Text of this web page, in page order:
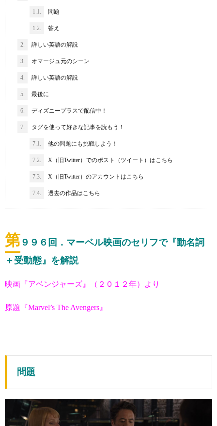
1.1. 問題
1.2. 答え
2. 詳しい英語の解説
3. オマージュ元のシーン
4. 詳しい英語の解説
5. 最後に
6. ディズニープラスで配信中！
7. タグを使って好きな記事を読もう！
7.1. 他の問題にも挑戦しよう！
7.2. X（旧Twitter）でのポスト（ツイート）はこちら
7.3. X（旧Twitter）のアカウントはこちら
7.4. 過去の作品はこちら
第９９６ 回．マーベル映画のセリフで『動名詞
＋受動態』を解説
映画『アベンジャーズ』（２０１２年）より
原題『Marvel’s The Avengers』
問題